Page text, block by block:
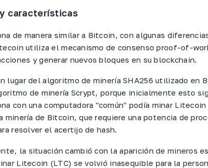
características
de manera similar a Bitcoin, con algunas
utiliza el mecanismo de consenso proof-of-
y generar nuevos bloques en su blockchain.
lugar del algoritmo de minería SHA256 utilizado en
de minería Scrypt, porque inicialmente esto
con una computadora "común" podía minar Litecoin
minería de Bitcoin, que requiere una potencia de
resolver el acertijo de hash.
la situación cambió con la aparición de mineros
Litecoin (LTC) se volvió inasequible para la